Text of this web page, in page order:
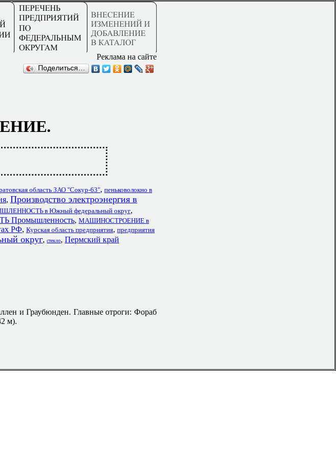
Реклама на сайте
Поделиться…
область ЗАО "Сокур-63", пеньковолокно в
, Производство электроэнергия в
в Южный федеральный округ,
, МАШИНОСТРОЕНИЕ в
РФ, Курская область предприятия, предприятия
округ, стекло, Пермский край
и Граубюнден. Главные отроги: Фораб
м).